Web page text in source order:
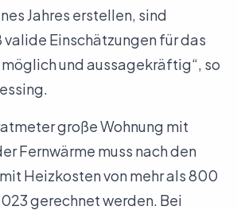
Jahres erstellen, sind
Einschätzungen für das
und aussagekräftig“, so
große Wohnung mit
Fernwärme muss nach den
Heizkosten von mehr als 800
gerechnet werden. Bei